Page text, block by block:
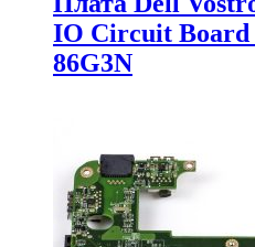
IO Circuit
86G3N